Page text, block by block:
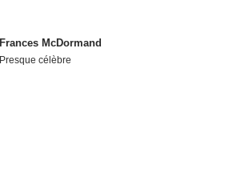
Frances McDormand
Presque célèbre